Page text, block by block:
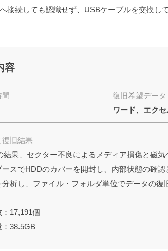
接続しても認識せず、USBケーブルを交換し
容
復旧希望データ
ワード、エク
旧結果
結果、セクター不良によるメディア損傷と磁
ースでHDDのカバーを開封し、内部状態の確
析し、ファイル・フォルダ単位でデータの復
17,191個
38.5GB